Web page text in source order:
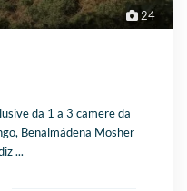
24
da 1 a 3 camere da
Benalmádena Mosher
...